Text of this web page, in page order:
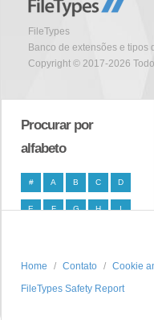
FileTypes
Banco de extensões e tipos
Copyright © 2017-2026
Procurar por
alfabeto
# A B C D
E F G H I
P S
T U V W X
Home Contato
Cookie
FileTypes Safety Report